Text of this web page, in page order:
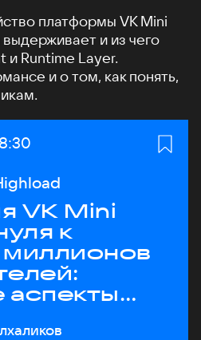
платформы VK Mini
и из чего
и Runtime Layer.
и о том, как понять,
VK Mini
к
миллионов
аспекты